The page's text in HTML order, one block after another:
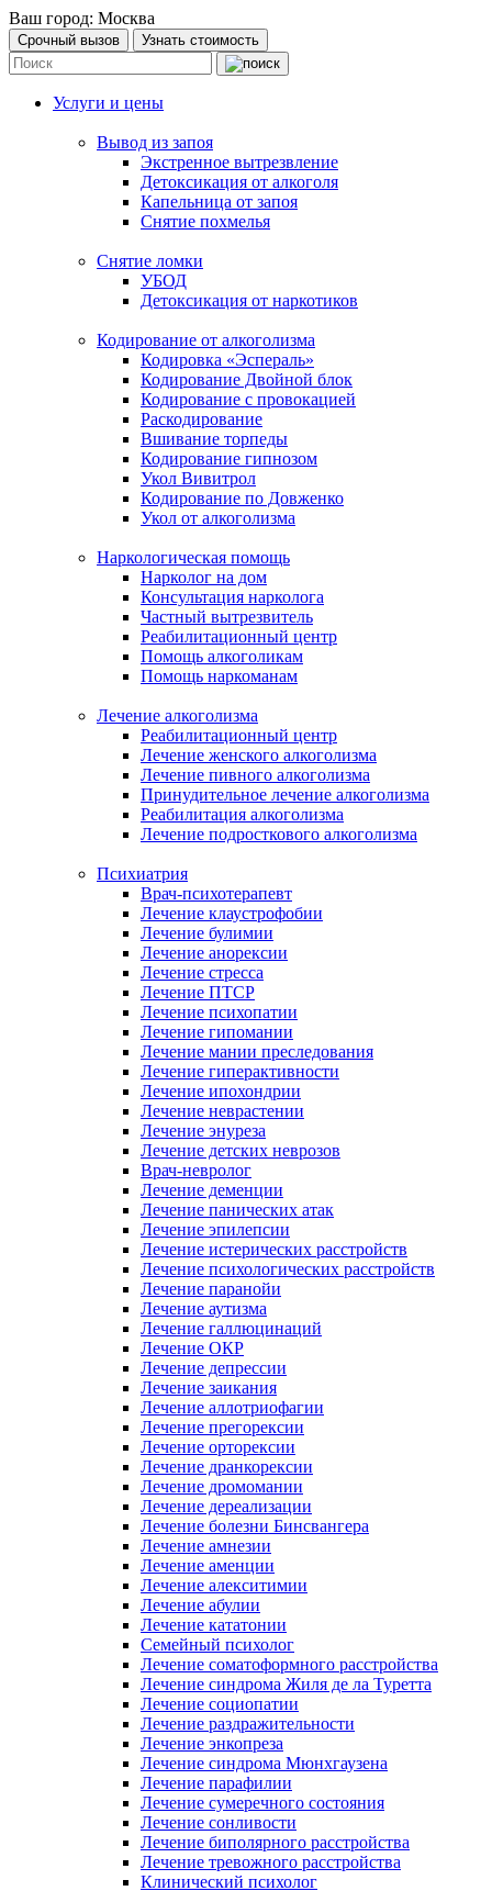
Ваш город: Москва
Срочный вызов Узнать стоимость
Услуги и цены
Вывод из запоя
Экстренное вытрезвление
Детоксикация от алкоголя
Капельница от запоя
Снятие похмелья
Снятие ломки
УБОД
Детоксикация от наркотиков
Кодирование от алкоголизма
Кодировка «Эспераль»
Кодирование Двойной блок
Кодирование с провокацией
Раскодирование
Вшивание торпеды
Кодирование гипнозом
Укол Вивитрол
Кодирование по Довженко
Укол от алкоголизма
Наркологическая помощь
Нарколог на дом
Консультация нарколога
Частный вытрезвитель
Реабилитационный центр
Помощь алкоголикам
Помощь наркоманам
Лечение алкоголизма
Реабилитационный центр
Лечение женского алкоголизма
Лечение пивного алкоголизма
Принудительное лечение алкоголизма
Реабилитация алкоголизма
Лечение подросткового алкоголизма
Психиатрия
Врач-психотерапевт
Лечение клаустрофобии
Лечение булимии
Лечение анорексии
Лечение стресса
Лечение ПТСР
Лечение психопатии
Лечение гипомании
Лечение мании преследования
Лечение гиперактивности
Лечение ипохондрии
Лечение неврастении
Лечение энуреза
Лечение детских неврозов
Врач-невролог
Лечение деменции
Лечение панических атак
Лечение эпилепсии
Лечение истерических расстройств
Лечение психологических расстройств
Лечение паранойи
Лечение аутизма
Лечение галлюцинаций
Лечение ОКР
Лечение депрессии
Лечение заикания
Лечение аллотриофагии
Лечение прегорексии
Лечение орторексии
Лечение дранкорексии
Лечение дромомании
Лечение дереализации
Лечение болезни Бинсвангера
Лечение амнезии
Лечение аменции
Лечение алекситимии
Лечение абулии
Лечение кататонии
Семейный психолог
Лечение соматоформного расстройства
Лечение синдрома Жиля де ла Туретта
Лечение социопатии
Лечение раздражительности
Лечение энкопреза
Лечение синдрома Мюнхгаузена
Лечение парафилии
Лечение сумеречного состояния
Лечение сонливости
Лечение биполярного расстройства
Лечение тревожного расстройства
Клинический психолог